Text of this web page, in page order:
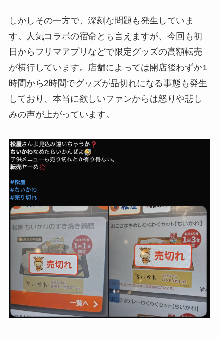
しかしその一方で、深刻な問題も発生していま
す。人気コラボの宿命とも言えますが、今回も初
日からフリマアプリなどで限定グッズの高額転売
が横行しています。店舗によっては開店後わずか1
時間から2時間でグッズが品切れになる事態も発生
しており、本当に欲しいファンからは怒りや悲し
みの声が上がっています。